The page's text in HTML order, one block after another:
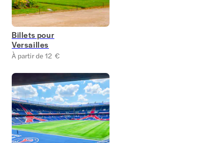
Billets pour
Versailles
À partir de 12 €